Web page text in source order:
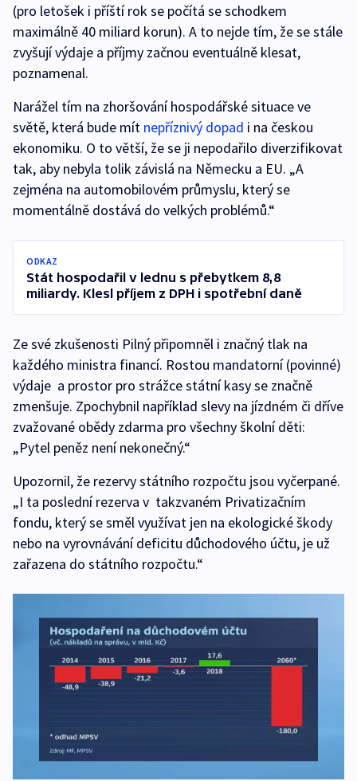
(pro letošek i příští rok se počítá se schodkem
maximálně 40 miliard korun). A to nejde tím, že se stále
zvyšují výdaje a příjmy začnou eventuálně klesat,
poznamenal.
Narážel tím na zhoršování hospodářské situace ve
světě, která bude mít nepříznivý dopad i na českou
ekonomiku. O to větší, že se ji nepodařilo diverzifikovat
tak, aby nebyla tolik závislá na Německu a EU. „A
zejména na automobilovém průmyslu, který se
momentálně dostává do velkých problémů.“
ODKAZ
Stát hospodařil v lednu s přebytkem 8,8
miliardy. Klesl příjem z DPH i spotřební daně
Ze své zkušenosti Pilný připomněl i značný tlak na
každého ministra financí. Rostou mandatorní (povinné)
výdaje a prostor pro strážce státní kasy se značně
zmenšuje. Zpochybnil například slevy na jízdném či dříve
zvažované obědy zdarma pro všechny školní děti:
„Pytel peněz není nekonečný.“
Upozornil, že rezervy státního rozpočtu jsou vyčerpané.
„I ta poslední rezerva v takzvaném Privatizačním
fondu, který se směl využívat jen na ekologické škody
nebo na vyrovnávání deficitu důchodového účtu, je už
zařazena do státního rozpočtu.“